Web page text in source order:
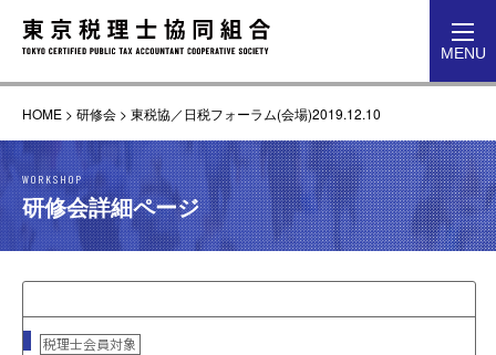
MENU
HOME > 研修会 > 東税協／日税フォーラム(会場)2019.12.10
WORKSHOP
研修会詳細ページ
税理士会員対象